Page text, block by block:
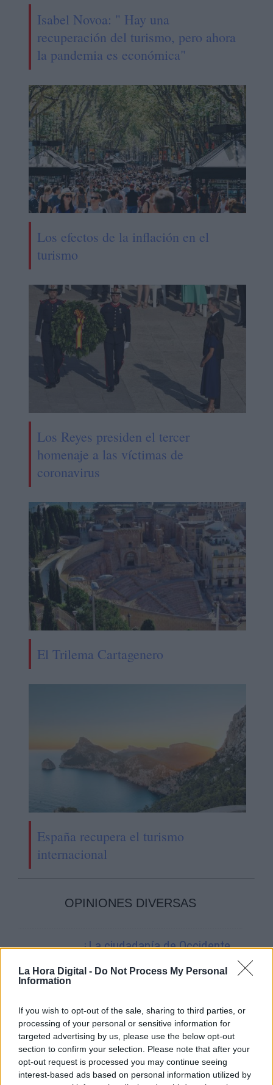
La Hora Digital - Do Not Process My Personal
Information
If you wish to opt-out of the sale, sharing to third parties, or
processing of your personal or sensitive information for
targeted advertising by us, please use the below opt-out
section to confirm your selection. Please note that after your
opt-out request is processed you may continue seeing
interest-based ads based on personal information utilized by
Isabel Novoa: " Hay una
recuperación del turismo, pero ahora
la pandemia es económica"
Los efectos de la inflación en el
turismo
Los Reyes presiden el tercer
homenaje a las víctimas de
coronavirus
El Trilema Cartagenero
España recupera el turismo
internacional
OPINIONES DIVERSAS
¿La ciudadanía de Occidente
una tercera guerra mundial?
Suelta y confía
Por María Comesaña
Votantes y votados